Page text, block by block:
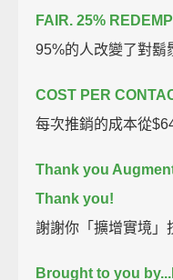
FAIR. 25%
95%的人改變了對鬍
COST PER
每次推銷的成本從
Thank you
Thank you!
謝謝你「擴增實境」
Brought to you